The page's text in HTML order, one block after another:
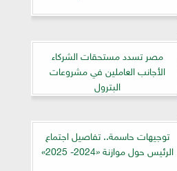
مصر تسدد مستحقات الشركاء
الأجانب العاملين في مشروعات
البترول
توجيهات حاسمة.. تفاصيل اجتماع
الرئيس حول موازنة «2024- 2025»